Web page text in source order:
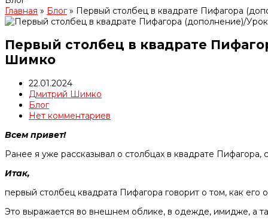
Главная » Блог» Первый столбец в квадрате Пифагора
Первый столбец в квадрате
Шимко
22.01.2024
Дмитрий Шимко
Блог
Нет комментариев
Всем привет!
Ранее я уже рассказывал о столбцах в квадрате
Итак,
первый столбец квадрата Пифагора говорит о том, как его
Это выражается во внешнем облике, в одежде, имидже, а